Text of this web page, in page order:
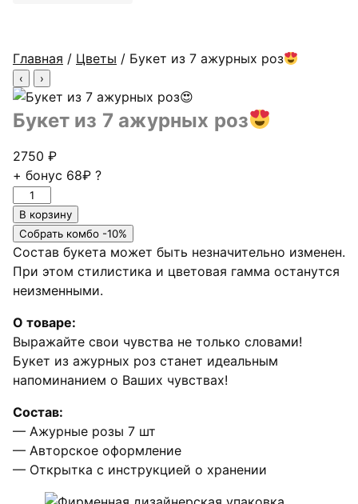
Главная / Цветы / Букет из 7 ажурных роз
‹ ›
Букет из 7 ажурных роз
2750 ₽
+ бонус 68₽ ?
Количество
товара
Букет
из
7
ажурных
В корзину
Собрать комбо -10%
Состав букета может быть незначительно изменен.
При этом стилистика и цветовая гамма останутся
неизменными.
О товаре:
Выражайте свои чувства не только словами!
Букет из ажурных роз станет идеальным
напоминанием о Ваших чувствах!
Состав:
— Ажурные розы 7 шт
— Авторское оформление
— Открытка с инструкцией о хранении